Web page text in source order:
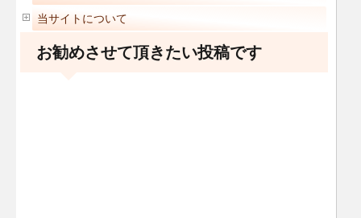
当サイトについて
お勧めさせて頂きたい投稿です